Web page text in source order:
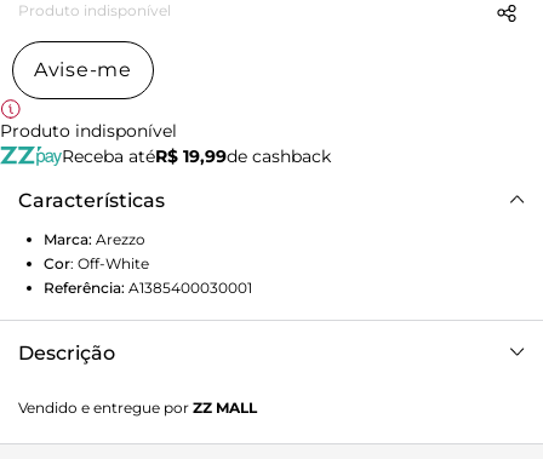
Produto indisponível
Avise-me
Produto indisponível
Receba atéR$ 19,99de cashback
Características
Marca: Arezzo
Cor: Off-White
Referência: A1385400030001
Descrição
ponta fina. Fechado, traz cabedal com bordado floral e
crochê. Traz tira fina conectada ao cabedal, que segue pelas
Vendido e entregue por ZZ MALL